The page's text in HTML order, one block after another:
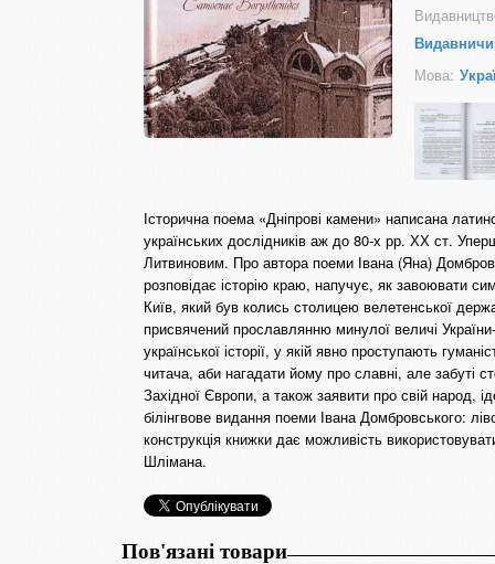
Мова:
Історична поема «Дніпрові камени» написана
українських дослідників аж до 80-х рр. ХХ ст.
Литвиновим. Про автора поеми Івана (Яна)
розповідає історію краю, напучує, як завоювати
Київ, який був колись столицею велетенської
присвячений прославлянню минулої величі
української історії, у якій явно проступають
читача, аби нагадати йому про славні, але забуті
Західної Європи, а також заявити про свій
білінгвове видання поеми Івана Домбровського:
конструкція книжки дає можливість
Шлімана.
Пов'язані товари